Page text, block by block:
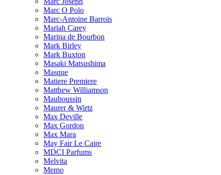
Marc O Polo
Marc-Antoine Barrois
Mariah Carey
Marina de Bourbon
Mark Birley
Mark Buxton
Masaki Matsushima
Masque
Matiere Premiere
Matthew Williamson
Mauboussin
Maurer & Wirtz
Max Deville
Max Gordon
Max Mara
May Fair Le Caire
MDCI Parfums
Melvita
Memo